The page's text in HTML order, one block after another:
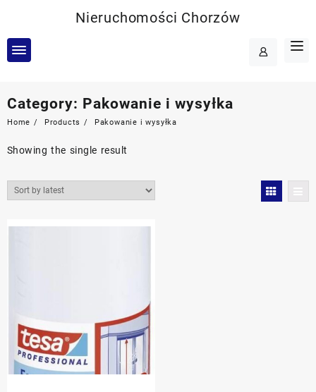
content
Nieruchomości Chorzów
Category: Pakowanie i wysyłka
Home Products Pakowanie i wysyłka
Showing the single result